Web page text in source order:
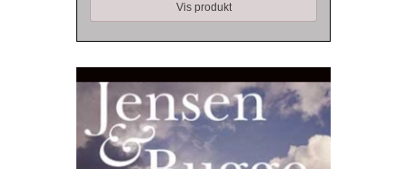
Vis produkt